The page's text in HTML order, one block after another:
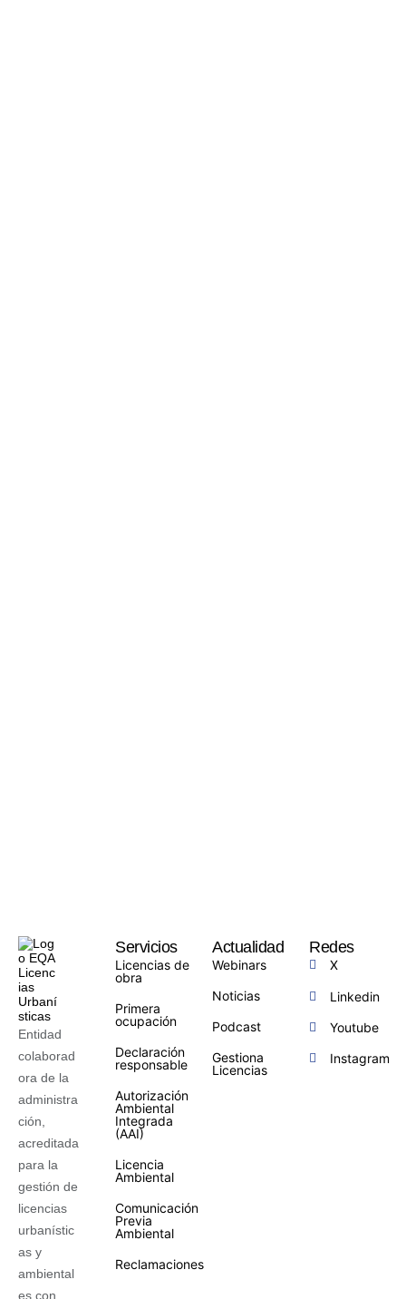
Entidad
colaborad
ora de la
administra
ción,
acreditada
para la
gestión de
licencias
urbanístic
as y
ambiental
es con
Servicios
Licencias de
obra
Primera
ocupación
Declaración
responsable
Autorización
Ambiental
Integrada
(AAI)
Licencia
Ambiental
Comunicación
Previa
Ambiental
Reclamaciones
Actualidad
Webinars
Noticias
Podcast
Gestiona
Licencias
Redes
X
Linkedin
Youtube
Instagram